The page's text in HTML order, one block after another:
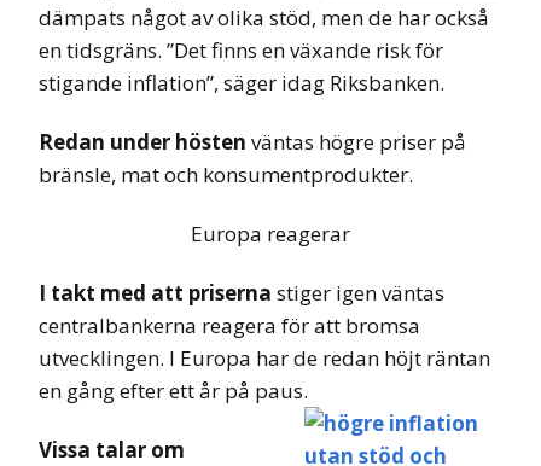
dämpats något av olika stöd, men de har också
en tidsgräns. ”Det finns en växande risk för
stigande inflation”, säger idag Riksbanken.
Redan under hösten väntas högre priser på
bränsle, mat och konsumentprodukter.
Europa reagerar
I takt med att priserna stiger igen väntas
centralbankerna reagera för att bromsa
utvecklingen. I Europa har de redan höjt räntan
en gång efter ett år på paus.
Vissa talar om